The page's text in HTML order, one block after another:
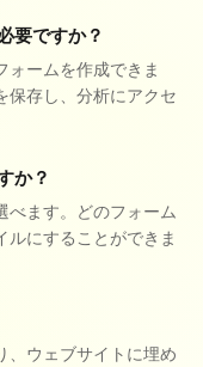
要ですか？
ォームを作成できま
保存し、分析にアクセ
か？
べます。どのフォーム
ルにすることができま
、ウェブサイトに埋め